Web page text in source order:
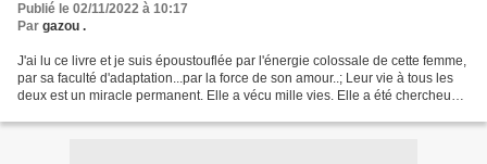
Publié le 02/11/2022 à 10:17
Par gazou .
J'ai lu ce livre et je suis époustouflée par l'énergie colossale de cette femme,
par sa faculté d'adaptation...par la force de son amour..; Leur vie à tous les
deux est un miracle permanent. Elle a vécu mille vies. Elle a été chercheuse